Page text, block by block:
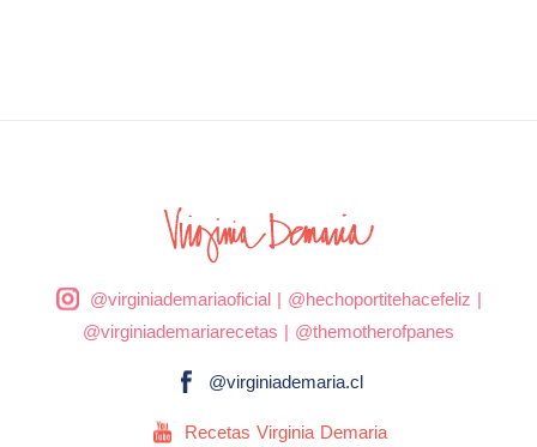
@virginiademariaoficial| @hechoportitehacefeliz |
@virginiademariarecetas | @themotherofpanes
@virginiademaria.cl
Recetas Virginia Demaria